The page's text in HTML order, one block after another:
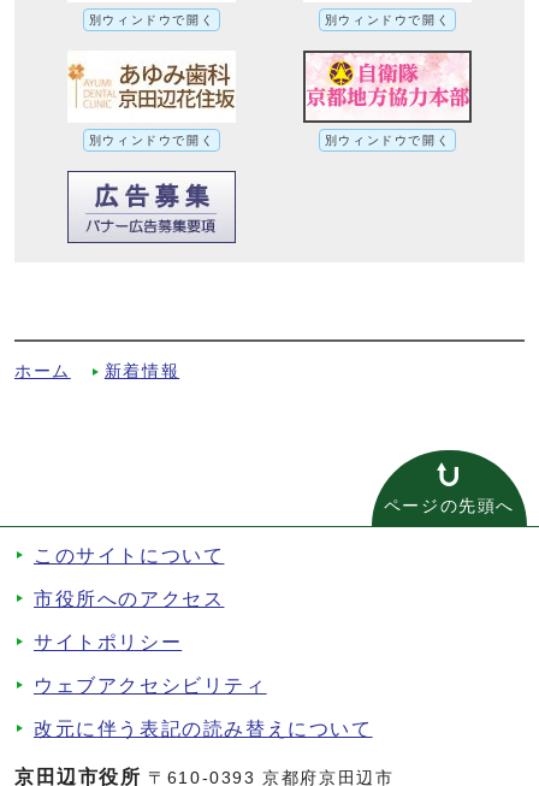
別ウィンドウで開く 別ウィンドウで開く
別ウィンドウで開く 別ウィンドウで開く
ホーム 新着情報
ページの先頭へ
このサイトについて
市役所へのアクセス
サイトポリシー
ウェブアクセシビリティ
改元に伴う表記の読み替えについて
京田辺市役所 〒610-0393 京都府京田辺市